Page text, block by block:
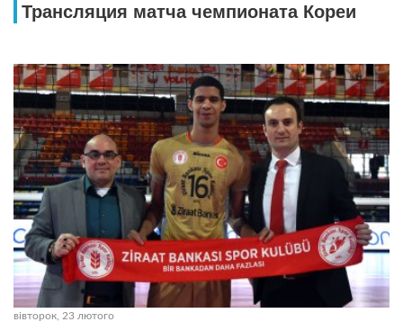
Трансляция матча чемпионата Кореи
вівторок, 23 лютого